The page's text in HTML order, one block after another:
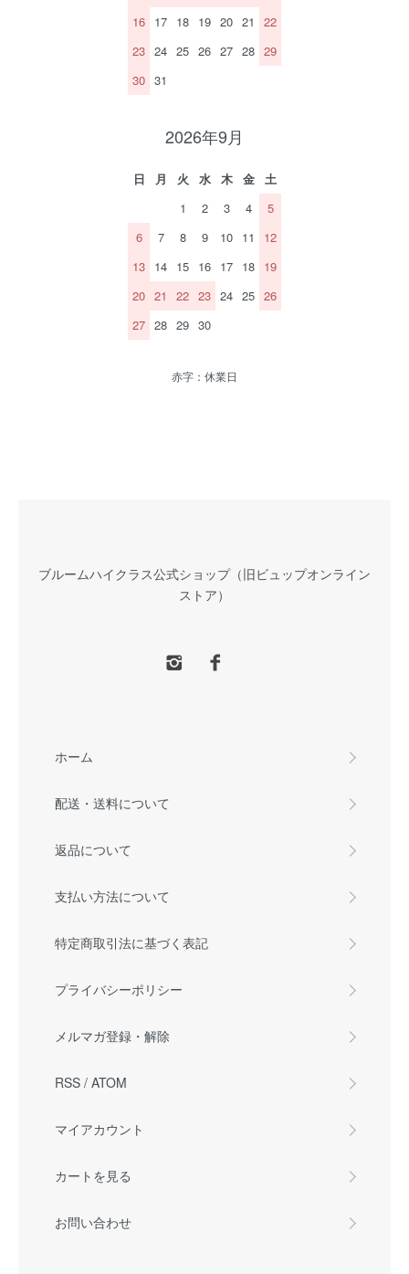
16 17 18 19 20 21
22
23 24 25 26 27 28 29
30 31
2026年9月
日 月 火 水 木 金
土
1
2 3 4
5
6
7 8 9 10 11
12
13 14 15 16 17 18 19
20 21 22 23 24 25 26
27 28 29 30
赤字：休業日
ブルームハイクラス公式ショップ（旧ビュップオンライン
ストア）
ホーム
配送・送料について
返品について
支払い方法について
特定商取引法に基づく表記
プライバシーポリシー
メルマガ登録・解除
RSS / ATOM
マイアカウント
カートを見る
お問い合わせ